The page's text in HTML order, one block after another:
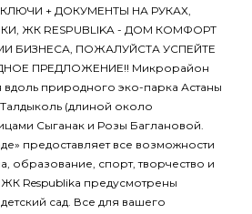
+ ДОКУМЕНТЫ НА РУКАХ,
ЖК RESPUBLIKA - ДОМ КОМФОРТ
БИЗНЕСА, ПОЖАЛУЙСТА УСПЕЙТЕ
ПРЕДЛОЖЕНИЕ!! Микрорайон
вдоль природного эко-парка Астаны
(длиной около
Сыганак и Розы Баглановой.
предоставляет все возможности
образование, спорт, творчество и
Respublika предусмотрены
сад. Все для вашего